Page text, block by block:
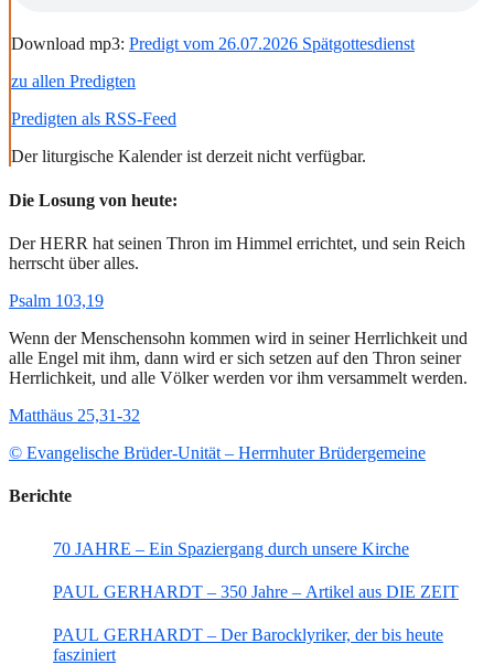
Download mp3: Predigt vom 26.07.2026 Spätgottesdienst
zu allen Predigten
Predigten als RSS-Feed
Der liturgische Kalender ist derzeit nicht verfügbar.
Die Losung von heute:
Der HERR hat seinen Thron im Himmel errichtet, und sein Reich
herrscht über alles.
Psalm 103,19
Wenn der Menschensohn kommen wird in seiner Herrlichkeit und
alle Engel mit ihm, dann wird er sich setzen auf den Thron seiner
Herrlichkeit, und alle Völker werden vor ihm versammelt werden.
Matthäus 25,31-32
© Evangelische Brüder-Unität – Herrnhuter Brüdergemeine
Berichte
70 JAHRE – Ein Spaziergang durch unsere Kirche
PAUL GERHARDT – 350 Jahre – Artikel aus DIE ZEIT
PAUL GERHARDT – Der Barocklyriker, der bis heute
fasziniert